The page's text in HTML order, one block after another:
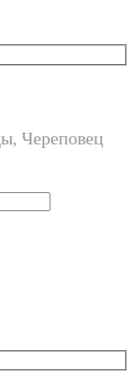
Череповец